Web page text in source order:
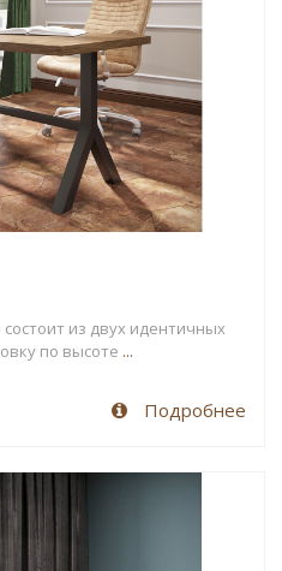
из двух идентичных
по высоте ...
Подробнее